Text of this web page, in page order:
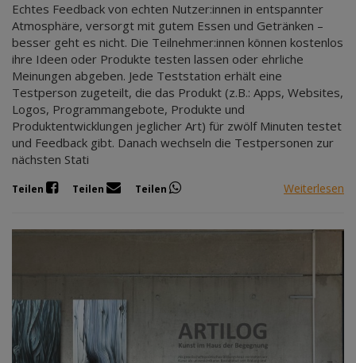
Echtes Feedback von echten Nutzer:innen in entspannter
Atmosphäre, versorgt mit gutem Essen und Getränken –
besser geht es nicht. Die Teilnehmer:innen können kostenlos
ihre Ideen oder Produkte testen lassen oder ehrliche
Meinungen abgeben. Jede Teststation erhält eine
Testperson zugeteilt, die das Produkt (z.B.: Apps, Websites,
Logos, Programmangebote, Produkte und
Produktentwicklungen jeglicher Art) für zwölf Minuten testet
und Feedback gibt. Danach wechseln die Testpersonen zur
nächsten Stati
Teilen Teilen Teilen Weiterlesen